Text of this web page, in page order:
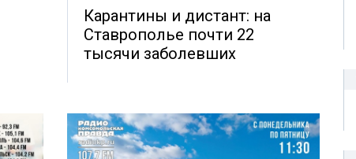
Карантины и дистант: на
Ставрополье почти 22
тысячи заболевших